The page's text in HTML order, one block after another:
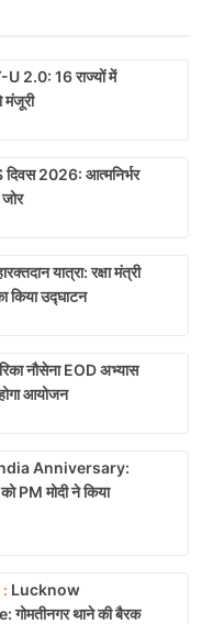
2.0: 16 राज्यों में
2026: आत्मनिर्भर
यात्रा: रक्षा मंत्री
किया उद्घाटन
नौसेना EOD अभ्यास
आयोजन
Anniversary:
PM मोदी ने किया
Lucknow
थाने की बैरक